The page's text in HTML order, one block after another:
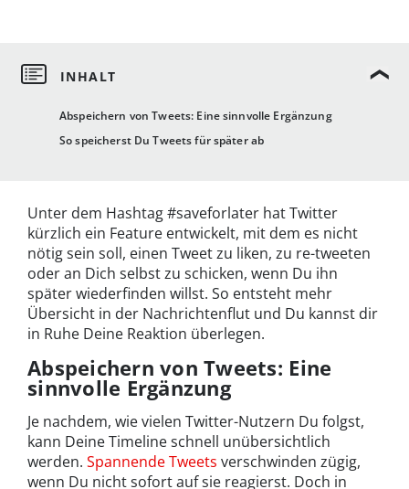
Abspeichern von Tweets: Eine sinnvolle Ergänzung
So speicherst Du Tweets für später ab
Unter dem Hashtag #saveforlater hat Twitter
kürzlich ein Feature entwickelt, mit dem es nicht
nötig sein soll, einen Tweet zu liken, zu re-tweeten
oder an Dich selbst zu schicken, wenn Du ihn
später wiederfinden willst. So entsteht mehr
Übersicht in der Nachrichtenflut und Du kannst dir
in Ruhe Deine Reaktion überlegen.
Abspeichern von Tweets: Eine
sinnvolle Ergänzung
Je nachdem, wie vielen Twitter-Nutzern Du folgst,
kann Deine Timeline schnell unübersichtlich
werden. Spannende Tweets verschwinden zügig,
wenn Du nicht sofort auf sie reagierst. Doch in